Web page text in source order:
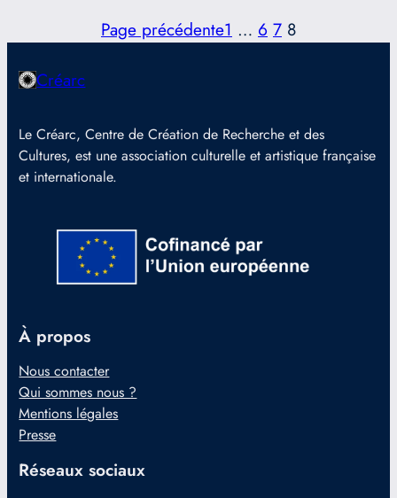
Page précédente1 … 6 7 8
Créarc
Le Créarc, Centre de Création de Recherche et des
Cultures, est une association culturelle et artistique française
et internationale.
À propos
Nous contacter
Qui sommes nous ?
Mentions légales
Presse
Réseaux sociaux